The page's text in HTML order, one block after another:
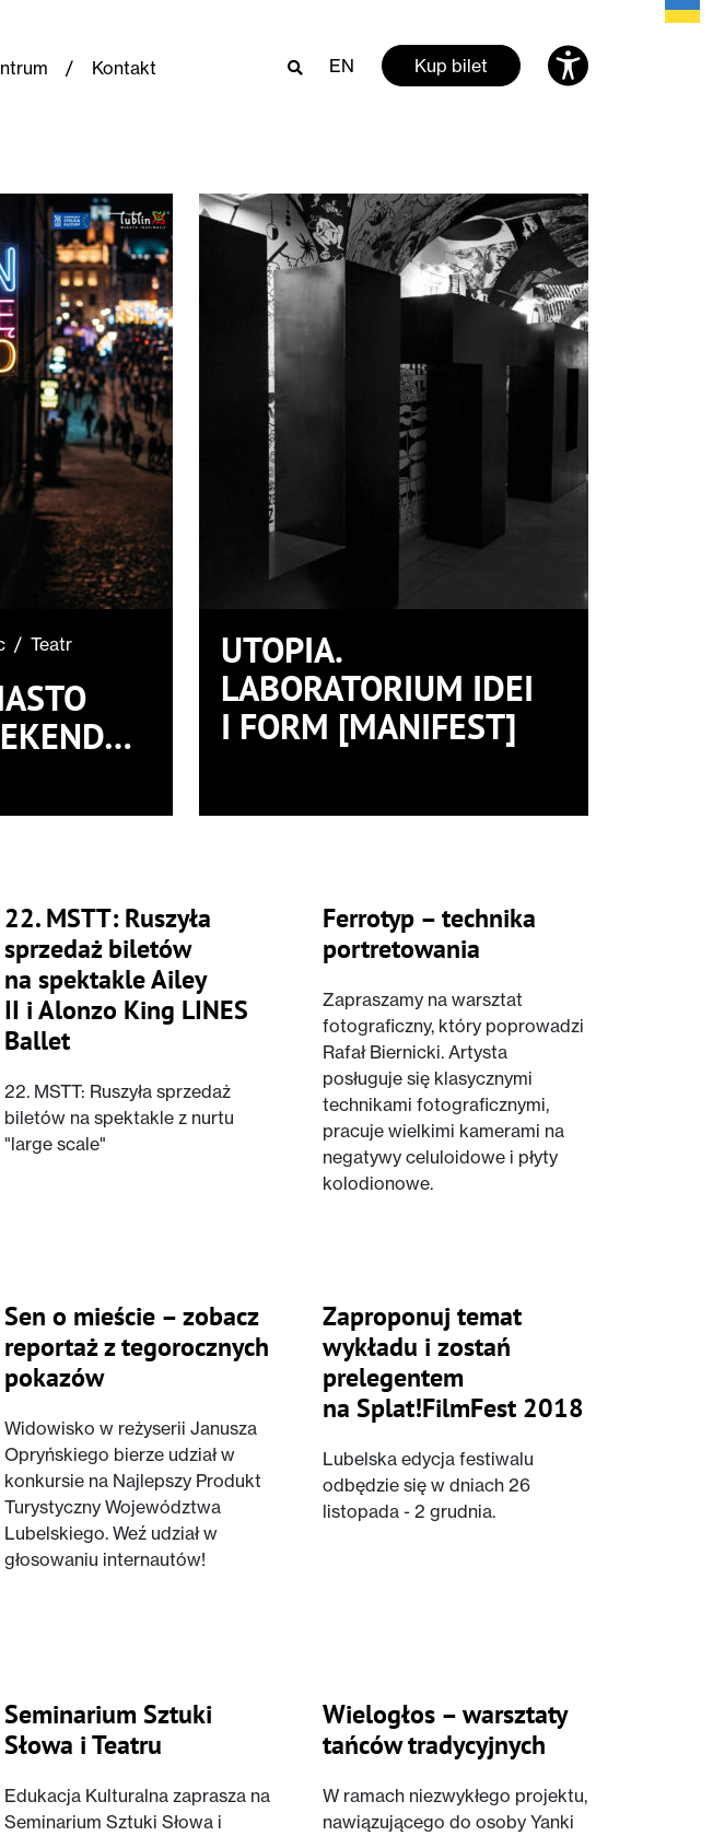
Kontakt EN Kup bilet
/ Teatr
UTOPIA.
LABORATORIUM IDEI
I FORM [MANIFEST]
22. MSTT: Ruszyła
sprzedaż biletów
na spektakle Ailey
II i Alonzo King LINES
Ballet
22. MSTT: Ruszyła sprzedaż
biletów na spektakle z nurtu
"large scale"
Ferrotyp – technika
portretowania
Zapraszamy na warsztat
fotograficzny, który poprowadzi
Rafał Biernicki. Artysta
posługuje się klasycznymi
technikami fotograficznymi,
pracuje wielkimi kamerami na
negatywy celuloidowe i płyty
kolodionowe.
Sen o mieście – zobacz
reportaż z tegorocznych
pokazów
Widowisko w reżyserii Janusza
Opryńskiego bierze udział w
konkursie na Najlepszy Produkt
Turystyczny Województwa
Lubelskiego. Weź udział w
głosowaniu internautów!
Zaproponuj temat
wykładu i zostań
prelegentem
na Splat!FilmFest 2018
Lubelska edycja festiwalu
odbędzie się w dniach 26
listopada - 2 grudnia.
Seminarium Sztuki
Słowa i Teatru
Edukacja Kulturalna zaprasza na
Seminarium Sztuki Słowa i
Wielogłos – warsztaty
tańców tradycyjnych
W ramach niezwykłego projektu,
nawiązującego do osoby Yanki